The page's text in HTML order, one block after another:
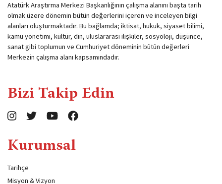
Atatürk Araştırma Merkezi Başkanlığının çalışma alanını başta tarih
olmak üzere dönemin bütün değerlerini içeren ve inceleyen bilgi
alanları oluşturmaktadır. Bu bağlamda; iktisat, hukuk, siyaset bilimi,
kamu yönetimi, kültür, din, uluslararası ilişkiler, sosyoloji, düşünce,
sanat gibi toplumun ve Cumhuriyet döneminin bütün değerleri
Merkezin çalışma alanı kapsamındadır.
Bizi Takip Edin
Kurumsal
Tarihçe
Misyon & Vizyon